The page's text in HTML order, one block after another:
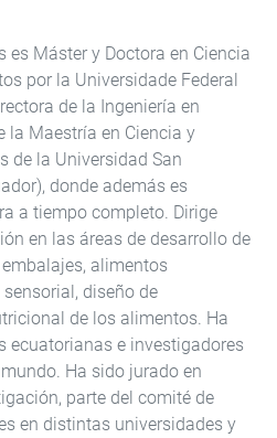
es Máster y Doctora en Ciencia
por la Universidade Federal
de la Ingeniería en
la Maestría en Ciencia y
de la Universidad San
donde además es
a tiempo completo. Dirige
en las áreas de desarrollo de
alimentos
diseño de
de los alimentos. Ha
ecuatorianas e investigadores
Ha sido jurado en
parte del comité de
en distintas universidades y